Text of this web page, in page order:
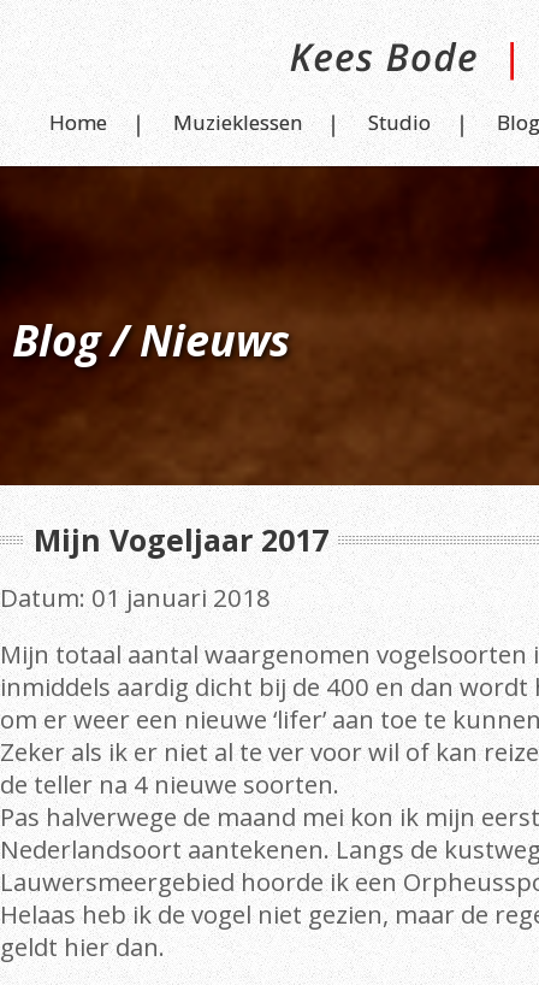
Home Muzieklessen Studio Blog
Blog / Nieuws
Mijn Vogeljaar 2017
Datum: 01 januari 2018
Mijn totaal aantal waargenomen vogelsoorten
inmiddels aardig dicht bij de 400 en dan
om er weer een nieuwe ‘lifer’ aan toe te
Zeker als ik er niet al te ver voor wil of kan
de teller na 4 nieuwe soorten.
Pas halverwege de maand mei kon ik mijn
Nederlandsoort aantekenen. Langs de
Lauwersmeergebied hoorde ik een
Helaas heb ik de vogel niet gezien, maar de
geldt hier dan.